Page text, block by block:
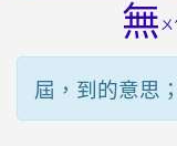
無 ㄨˊ
屆，到的意思